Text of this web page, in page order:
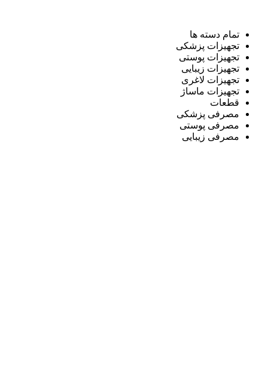
تمام دسته ها
تجهیزات پزشکی
تجهیزات پوستی
تجهیزات زیبایی
تجهیزات لاغری
تجهیزات ماساژ
قطعات
مصرفی پزشکی
مصرفی پوستی
مصرفی زیبایی